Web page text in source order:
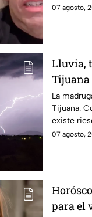
07 agosto,
Lluvia,
Tijuana
La
Tijuana.
existe
07 agosto,
para el